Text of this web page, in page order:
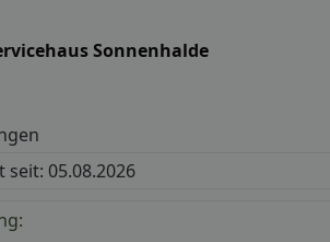
Sonnenhalde
05.08.2026